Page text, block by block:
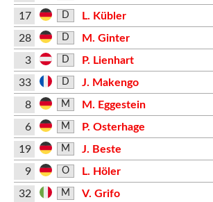
17
D L. Kübler
28 D
M. Ginter
3
D P. Lienhart
33 D
J. Makengo
8
M
M. Eggestein
6
M P. Osterhage
19 M J. Beste
9 O
L. Höler
32
M V. Grifo